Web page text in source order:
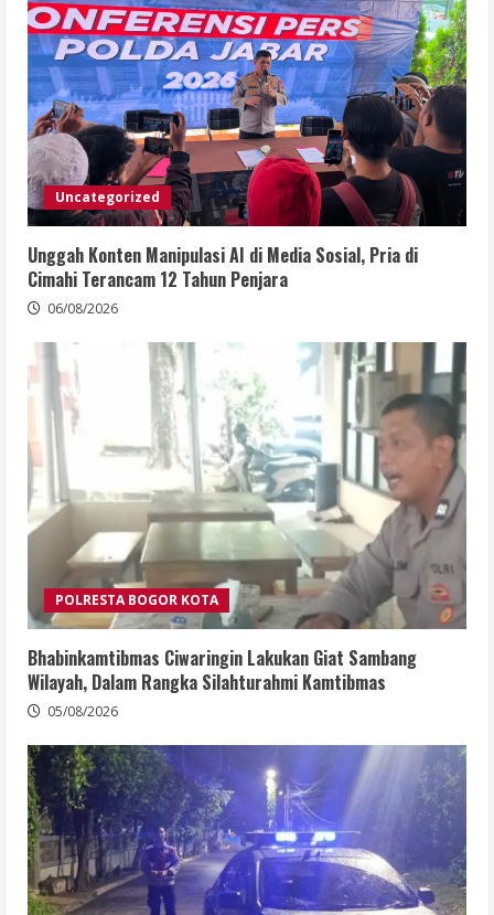
Uncategorized
Unggah Konten Manipulasi AI di Media Sosial, Pria di
Cimahi Terancam 12 Tahun Penjara
06/08/2026
POLRESTA BOGOR KOTA
Bhabinkamtibmas Ciwaringin Lakukan Giat Sambang
Wilayah, Dalam Rangka Silahturahmi Kamtibmas
05/08/2026